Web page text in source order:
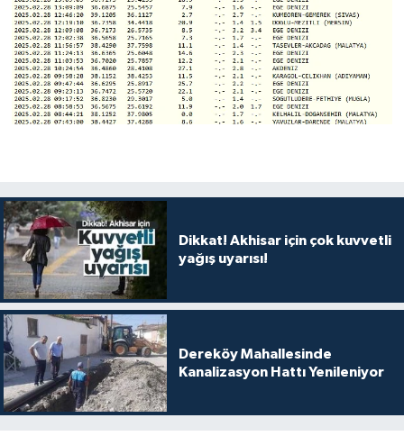
Dikkat! Akhisar için çok kuvvetli
yağış uyarısı!
Dereköy Mahallesinde
Kanalizasyon Hattı Yenileniyor